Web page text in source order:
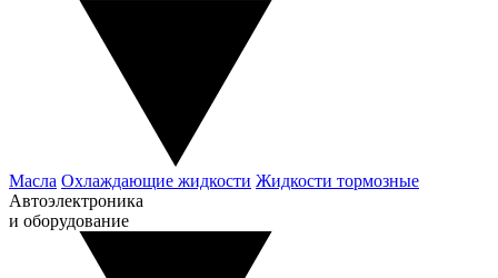
Масла Охлаждающие жидкости Жидкости тормозные
Автоэлектроника
и оборудование